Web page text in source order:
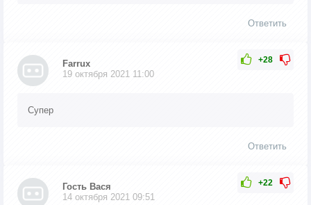
Ответить
+28
Farrux
19 октября 2021 11:00
Супер
Ответить
+22
Гость Вася
14 октября 2021 09:51